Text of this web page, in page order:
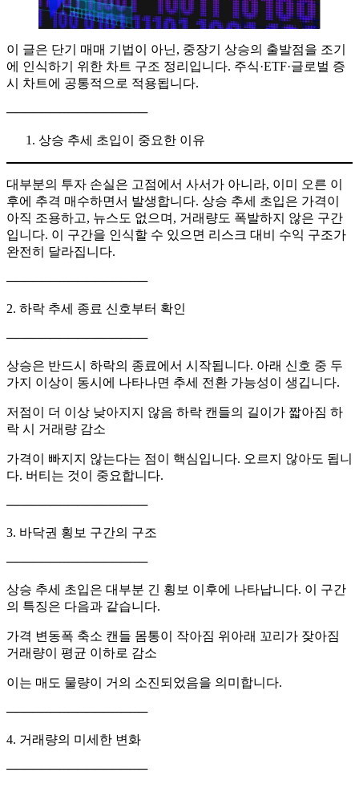
이 글은 단기 매매 기법이 아닌, 중장기 상승의 출발점을 조기
에 인식하기 위한 차트 구조 정리입니다. 주식·ETF·글로벌 증
시 차트에 공통적으로 적용됩니다.
────────────────
상승 추세 초입이 중요한 이유
대부분의 투자 손실은 고점에서 사서가 아니라, 이미 오른 이
후에 추격 매수하면서 발생합니다. 상승 추세 초입은 가격이
아직 조용하고, 뉴스도 없으며, 거래량도 폭발하지 않은 구간
입니다. 이 구간을 인식할 수 있으면 리스크 대비 수익 구조가
완전히 달라집니다.
────────────────
2. 하락 추세 종료 신호부터 확인
────────────────
상승은 반드시 하락의 종료에서 시작됩니다. 아래 신호 중 두
가지 이상이 동시에 나타나면 추세 전환 가능성이 생깁니다.
저점이 더 이상 낮아지지 않음 하락 캔들의 길이가 짧아짐 하
락 시 거래량 감소
가격이 빠지지 않는다는 점이 핵심입니다. 오르지 않아도 됩니
다. 버티는 것이 중요합니다.
────────────────
3. 바닥권 횡보 구간의 구조
────────────────
상승 추세 초입은 대부분 긴 횡보 이후에 나타납니다. 이 구간
의 특징은 다음과 같습니다.
가격 변동폭 축소 캔들 몸통이 작아짐 위아래 꼬리가 잦아짐
거래량이 평균 이하로 감소
이는 매도 물량이 거의 소진되었음을 의미합니다.
────────────────
4. 거래량의 미세한 변화
────────────────